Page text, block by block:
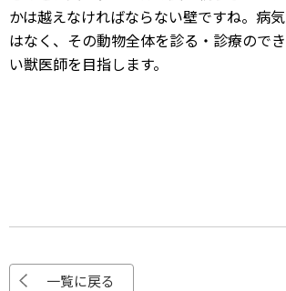
かは越えなければならない壁ですね。病
はなく、その動物全体を診る・診療ので
い獣医師を目指します。
一覧に戻る